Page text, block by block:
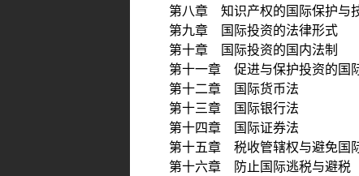
第八章 知识产权的国际保护与
第九章 国际投资的法律形式
第十章 国际投资的国内法制
第十一章 促进与保护投资的国
第十二章 国际货币法
第十三章 国际银行法
第十四章 国际证券法
第十五章 税收管辖权与避免国
第十六章 防止国际逃税与避税